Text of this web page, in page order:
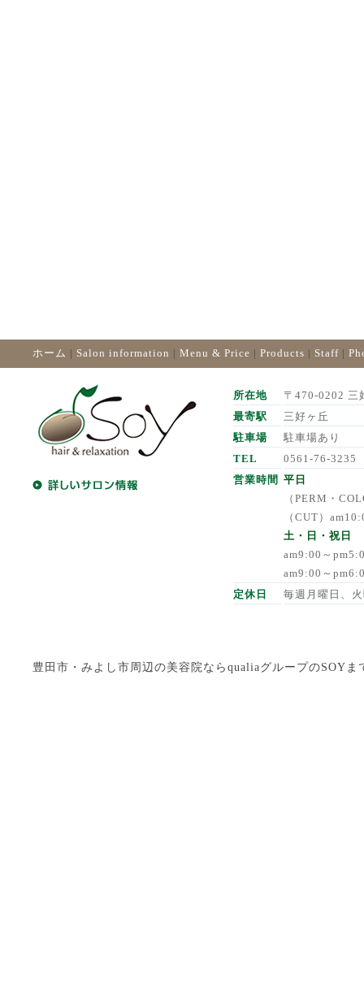
ホーム | Salon information | Menu & Price | Products | Staff |
所在地
〒470-0202 三
最寄駅
三好ヶ丘
駐車場
駐車場あり
TEL
0561-76-3235
営業時間 平日
（PERM・
（CUT）
土・日・祝日
am9:00～
am9:00～
定休日
毎週月曜日、
豊田市・みよし市周辺の美容院ならqualiaグループのSOY